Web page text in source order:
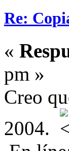
Re:
«
pm »
Creo
2004.